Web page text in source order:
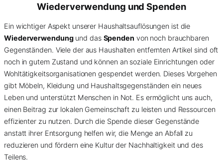
Wiederverwendung und Spenden
Ein wichtiger Aspekt unserer Haushaltsauflösungen ist die
Wiederverwendungund das Spenden von noch brauchbaren
Gegenständen. Viele der aus Haushalten entfernten Artikel sind oft
noch in gutem Zustand und können an soziale Einrichtungen oder
Wohltätigkeitsorganisationen gespendet werden. Dieses Vorgehen
gibt Möbeln, Kleidung und Haushaltsgegenständen ein neues
Leben und unterstützt Menschen in Not. Es ermöglicht uns auch,
einen Beitrag zur lokalen Gemeinschaft zu leisten und Ressourcen
effizienter zu nutzen. Durch die Spende dieser Gegenstände
anstatt ihrer Entsorgung helfen wir, die Menge an Abfall zu
reduzieren und fördern eine Kultur der Nachhaltigkeit und des
Teilens.